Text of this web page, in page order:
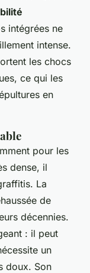
intégrées ne
intense.
les chocs
ce qui les
en
pour les
dense, il
La
de
décennies.
: il peut
un
doux. Son